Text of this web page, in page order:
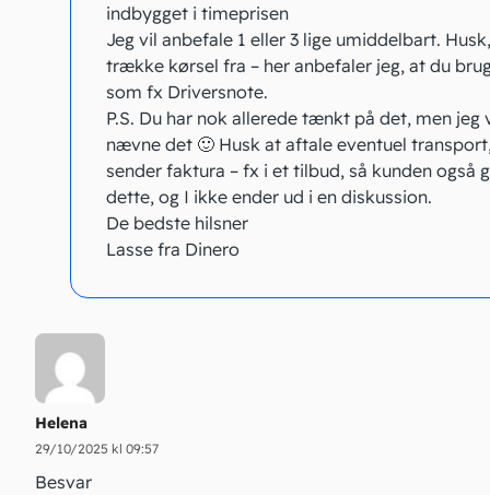
indbygget i timeprisen
Jeg vil anbefale 1 eller 3 lige umiddelbart.
trække kørsel fra – her anbefaler jeg, at du
som fx Driversnote.
P.S. Du har nok allerede tænkt på det, men jeg
nævne det 🙂 Husk at aftale eventuel
sender faktura – fx i et tilbud, så kunden også
dette, og I ikke ender ud i en diskussion.
De bedste hilsner
Lasse fra Dinero
Helena
29/10/2025 kl 09:57
Besvar